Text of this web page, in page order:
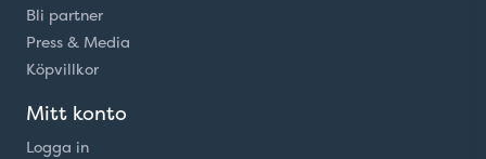
Bli partner
Press & Media
Köpvillkor
Mitt konto
Logga in